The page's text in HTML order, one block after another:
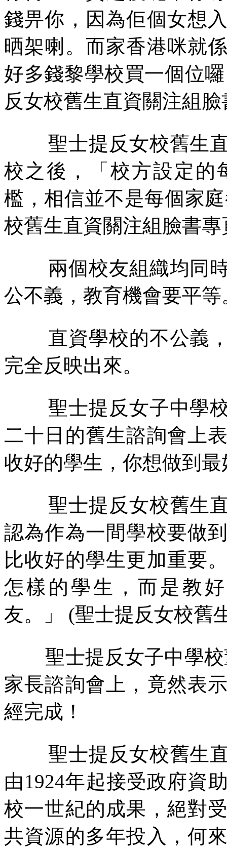
錢畀你，因為佢個女想
晒架喇。而家香港咪就
好多錢黎學校買一個位
反女校舊生直資關注組
聖士提反女校舊生
校之後，「校方設定的
檻，相信並不是每個家
校舊生直資關注組臉書專
兩個校友組織均同
公不義，教育機會要平等
直資學校的不公義
完全反映出來。
聖士提反女子中學
二十日的舊生諮詢會上
收好的學生，你想做到最
聖士提反女校舊生
認為作為一間學校要做
比收好的學生更加重要
怎樣的學生，而是教
友。」
(聖士提反女校舊
聖士提反女子中學
家長諮詢會上，竟然表
經完成！
聖士提反女校舊生
由1924年起接受政府資
校一世紀的成果，絕對
共資源的多年投入，何